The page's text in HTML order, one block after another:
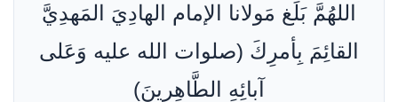
اللهُمَّ بَلِّغ مَولانا الإمام الهادِيَ المَهدِيَّ
القائِمَ بِأمرِكَ (صلوات الله عليه وَعَلى
آبائِهِ الطَّاهِرِينَ)